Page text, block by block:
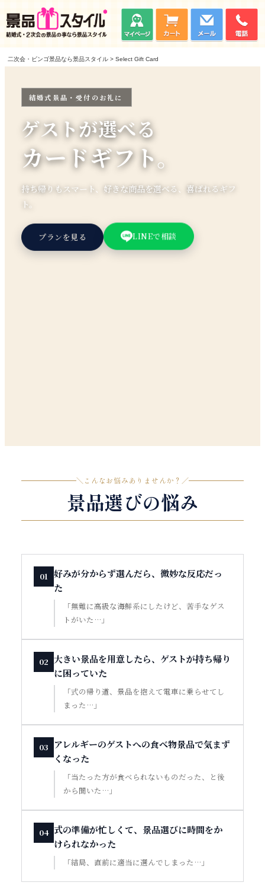
二次会・ビンゴ景品なら景品スタイル Select Gift Card
結婚式景品・受付のお礼に
ゲストが選べる
カードギフト。
持ち帰りもスマート、好きな商品を選べる、喜ばれるギフ
ト。
プランを見る LINEで相談
＼ こんなお悩みありませんか？ ／
景品選びの悩み
01 好みが分からず選んだら、微妙な反応だっ
た
「無難に高級な海鮮系にしたけど、苦手なゲス
トがいた…」
02 大きい景品を用意したら、ゲストが持ち帰り
に困っていた
「式の帰り道、景品を抱えて電車に乗らせてし
まった…」
03 アレルギーのゲストへの食べ物景品で気まず
くなった
「当たった方が食べられないものだった、と後
から聞いた…」
04 式の準備が忙しくて、景品選びに時間をか
けられなかった
「結局、直前に適当に選んでしまった…」